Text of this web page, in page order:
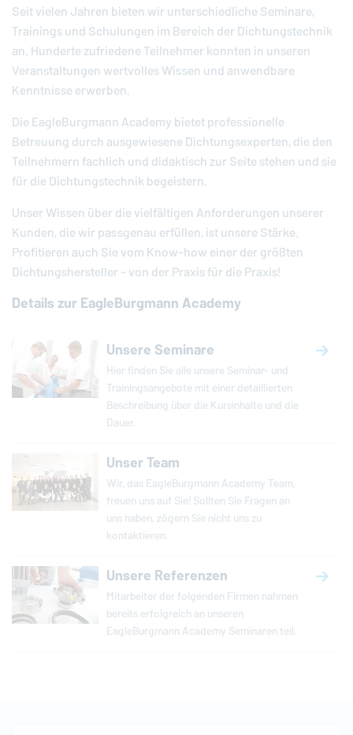
Seit vielen Jahren bieten wir unterschiedliche Seminare,
Trainings und Schulungen im Bereich der Dichtungstechnik
an. Hunderte zufriedene Teilnehmer konnten in unseren
Veranstaltungen wertvolles Wissen und anwendbare
Kenntnisse erwerben.
DieEagleBurgmann Academy bietet professionelle
Betreuung durch ausgewiesene Dichtungsexperten, die den
Teilnehmern fachlich und didaktisch zur Seite stehen und sie
für die Dichtungstechnik begeistern.
Unser Wissen über die vielfältigen Anforderungen unserer
Kunden, die wir passgenau erfüllen, ist unsere Stärke.
Profitieren auch Sie vom Know-how einer der größten
Dichtungshersteller - von der Praxis für die Praxis!
Details zurEagleBurgmannAcademy
Unsere Seminare
Hier finden Sie alle unsere Seminar- und
Trainingsangebote mit einer detaillierten
Beschreibung über die Kursinhalte und die
Dauer.
Unser Team
Wir, dasEagleBurgmann Academy Team,
freuen uns auf Sie! Sollten Sie Fragen an
uns haben, zögern Sie nicht uns zu
kontaktieren.
Unsere Referenzen
Mitarbeiter der folgenden Firmen nahmen
bereits erfolgreich an unseren
EagleBurgmann Academy Seminaren teil.